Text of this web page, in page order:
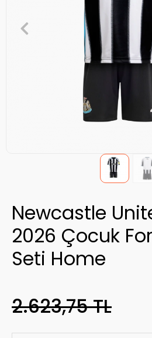
Newcastle
2026 Çocuk
Seti Home
2.623,75 TL